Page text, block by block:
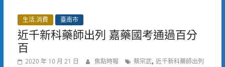
生活.消費 臺南市
近千新科藥師出列 嘉藥國考通過百分
百
2020 年 10 月 21 日 焦點時報 蔡宗武, 近千新科藥師出列